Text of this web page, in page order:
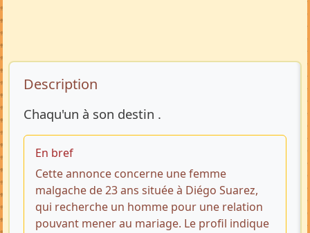
Description de l’annonce
Description
Chaqu'un à son destin .
En bref
Cette annonce concerne une femme
malgache de 23 ans située à Diégo Suarez,
qui recherche un homme pour une relation
pouvant mener au mariage. Le profil indique